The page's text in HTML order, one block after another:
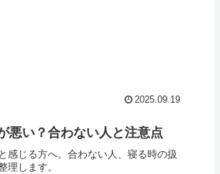
2025.09.19
悪い？合わない人と注意点
感じる方へ。合わない人、寝る時の扱
理します。